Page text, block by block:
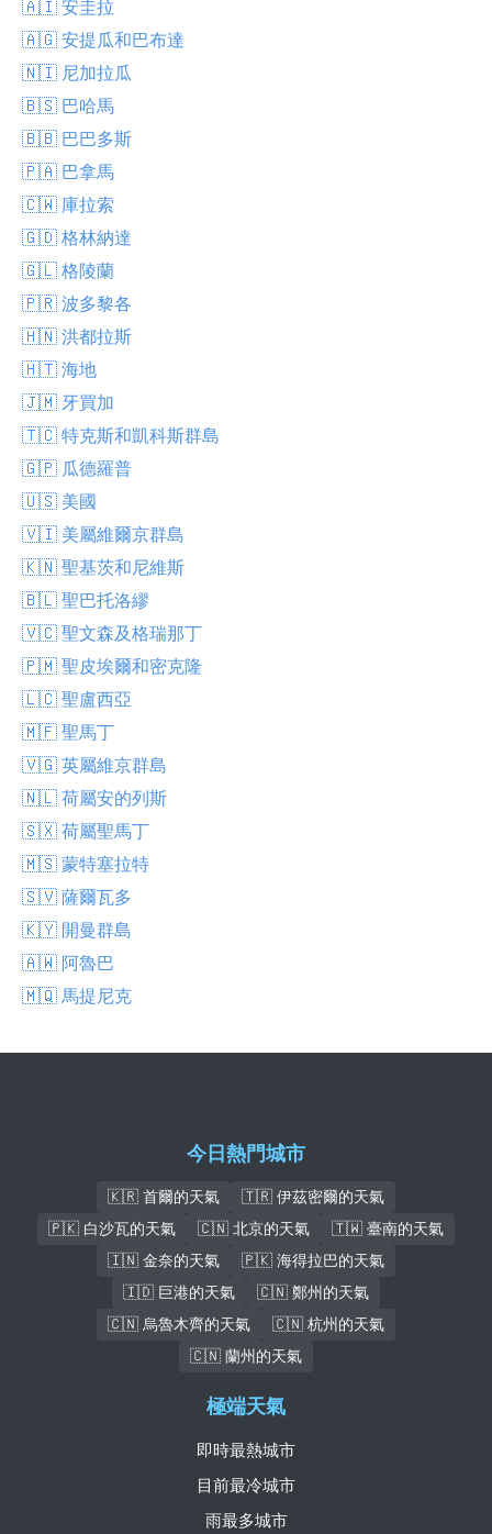
🇦🇮 安圭拉
🇦🇬 安提瓜和巴布達
🇳🇮 尼加拉瓜
🇧🇸 巴哈馬
🇧🇧 巴巴多斯
🇵🇦 巴拿馬
🇨🇼 庫拉索
🇬🇩 格林納達
🇬🇱 格陵蘭
🇵🇷 波多黎各
🇭🇳 洪都拉斯
🇭🇹 海地
🇯🇲 牙買加
🇹🇨 特克斯和凱科斯群島
🇬🇵 瓜德羅普
🇺🇸 美國
🇻🇮 美屬維爾京群島
🇰🇳 聖基茨和尼維斯
🇧🇱 聖巴托洛繆
🇻🇨 聖文森及格瑞那丁
🇵🇲 聖皮埃爾和密克隆
🇱🇨 聖盧西亞
🇲🇫 聖馬丁
🇻🇬 英屬維京群島
🇳🇱 荷屬安的列斯
🇸🇽 荷屬聖馬丁
🇲🇸 蒙特塞拉特
🇸🇻 薩爾瓦多
🇰🇾 開曼群島
🇦🇼 阿魯巴
🇲🇶 馬提尼克
今日熱門城市
🇰🇷 首爾的天氣
🇹🇷 伊茲密爾的天氣
🇵🇰 白沙瓦的天氣
🇨🇳 北京的天氣
🇹🇼 臺南的天氣
🇮🇳 金奈的天氣
🇵🇰 海得拉巴的天氣
🇮🇩 巨港的天氣
🇨🇳 鄭州的天氣
🇨🇳 烏魯木齊的天氣
🇨🇳 杭州的天氣
🇨🇳 蘭州的天氣
極端天氣
即時最熱城市
目前最冷城市
雨最多城市